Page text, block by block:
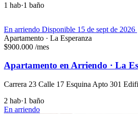
1 hab·1 baño
En arriendo Disponible 15 de sept de 2026
Apartamento · La Esperanza
$900.000 /mes
Apartamento en Arriendo · La
Carrera 23 Calle 17 Esquina Apto 301
2 hab·1 baño
En arriendo